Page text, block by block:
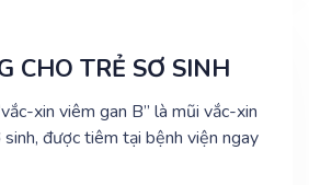
CHO TRẺ SƠ SINH
xin viêm gan B” là mũi vắc-xin
được tiêm tại bệnh viện ngay